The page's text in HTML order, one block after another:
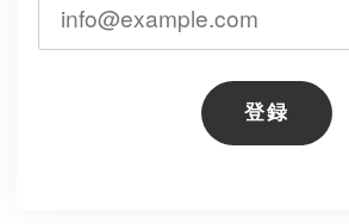
登録